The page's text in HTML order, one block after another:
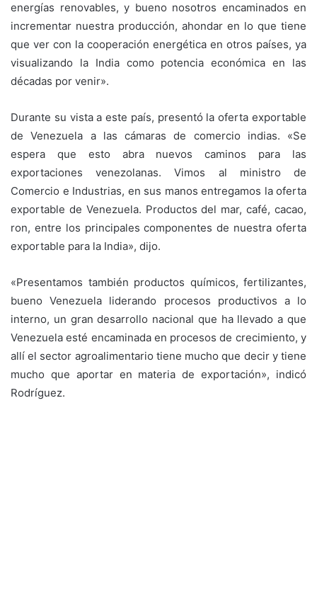
energías renovables, y bueno nosotros encaminados en
incrementar nuestra producción, ahondar en lo que tiene
que ver con la cooperación energética en otros países, ya
visualizando la India como potencia económica en las
décadas por venir».
Durante su vista a este país, presentó la oferta exportable
de Venezuela a las cámaras de comercio indias. «Se
espera que esto abra nuevos caminos para las
exportaciones venezolanas. Vimos al ministro de
Comercio e Industrias, en sus manos entregamos la oferta
exportable de Venezuela. Productos del mar, café, cacao,
ron, entre los principales componentes de nuestra oferta
exportable para la India», dijo.
«Presentamos también productos químicos, fertilizantes,
bueno Venezuela liderando procesos productivos a lo
interno, un gran desarrollo nacional que ha llevado a que
Venezuela esté encaminada en procesos de crecimiento, y
allí el sector agroalimentario tiene mucho que decir y tiene
mucho que aportar en materia de exportación», indicó
Rodríguez.